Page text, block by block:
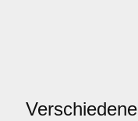
Verschiedene